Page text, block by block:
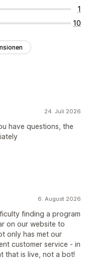
1
10
24. Juli 2026
have questions, the
6. August 2026
finding a program
on our website to
only has met our
customer service - in
that is live, not a bot!